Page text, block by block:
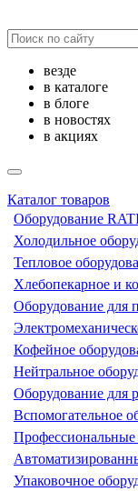
везде
в каталоге
в блоге
в новостях
в акциях
Каталог товаров
Оборудование
Холодильное
Тепловое
Хлебопекарное и
Оборудование для
Кофейное
Нейтральное
Оборудование для
Вспомогательное
Упаковочное